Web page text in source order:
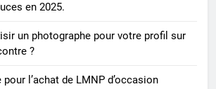
en 2025.
un photographe pour votre profil sur
?
l’achat de LMNP d’occasion